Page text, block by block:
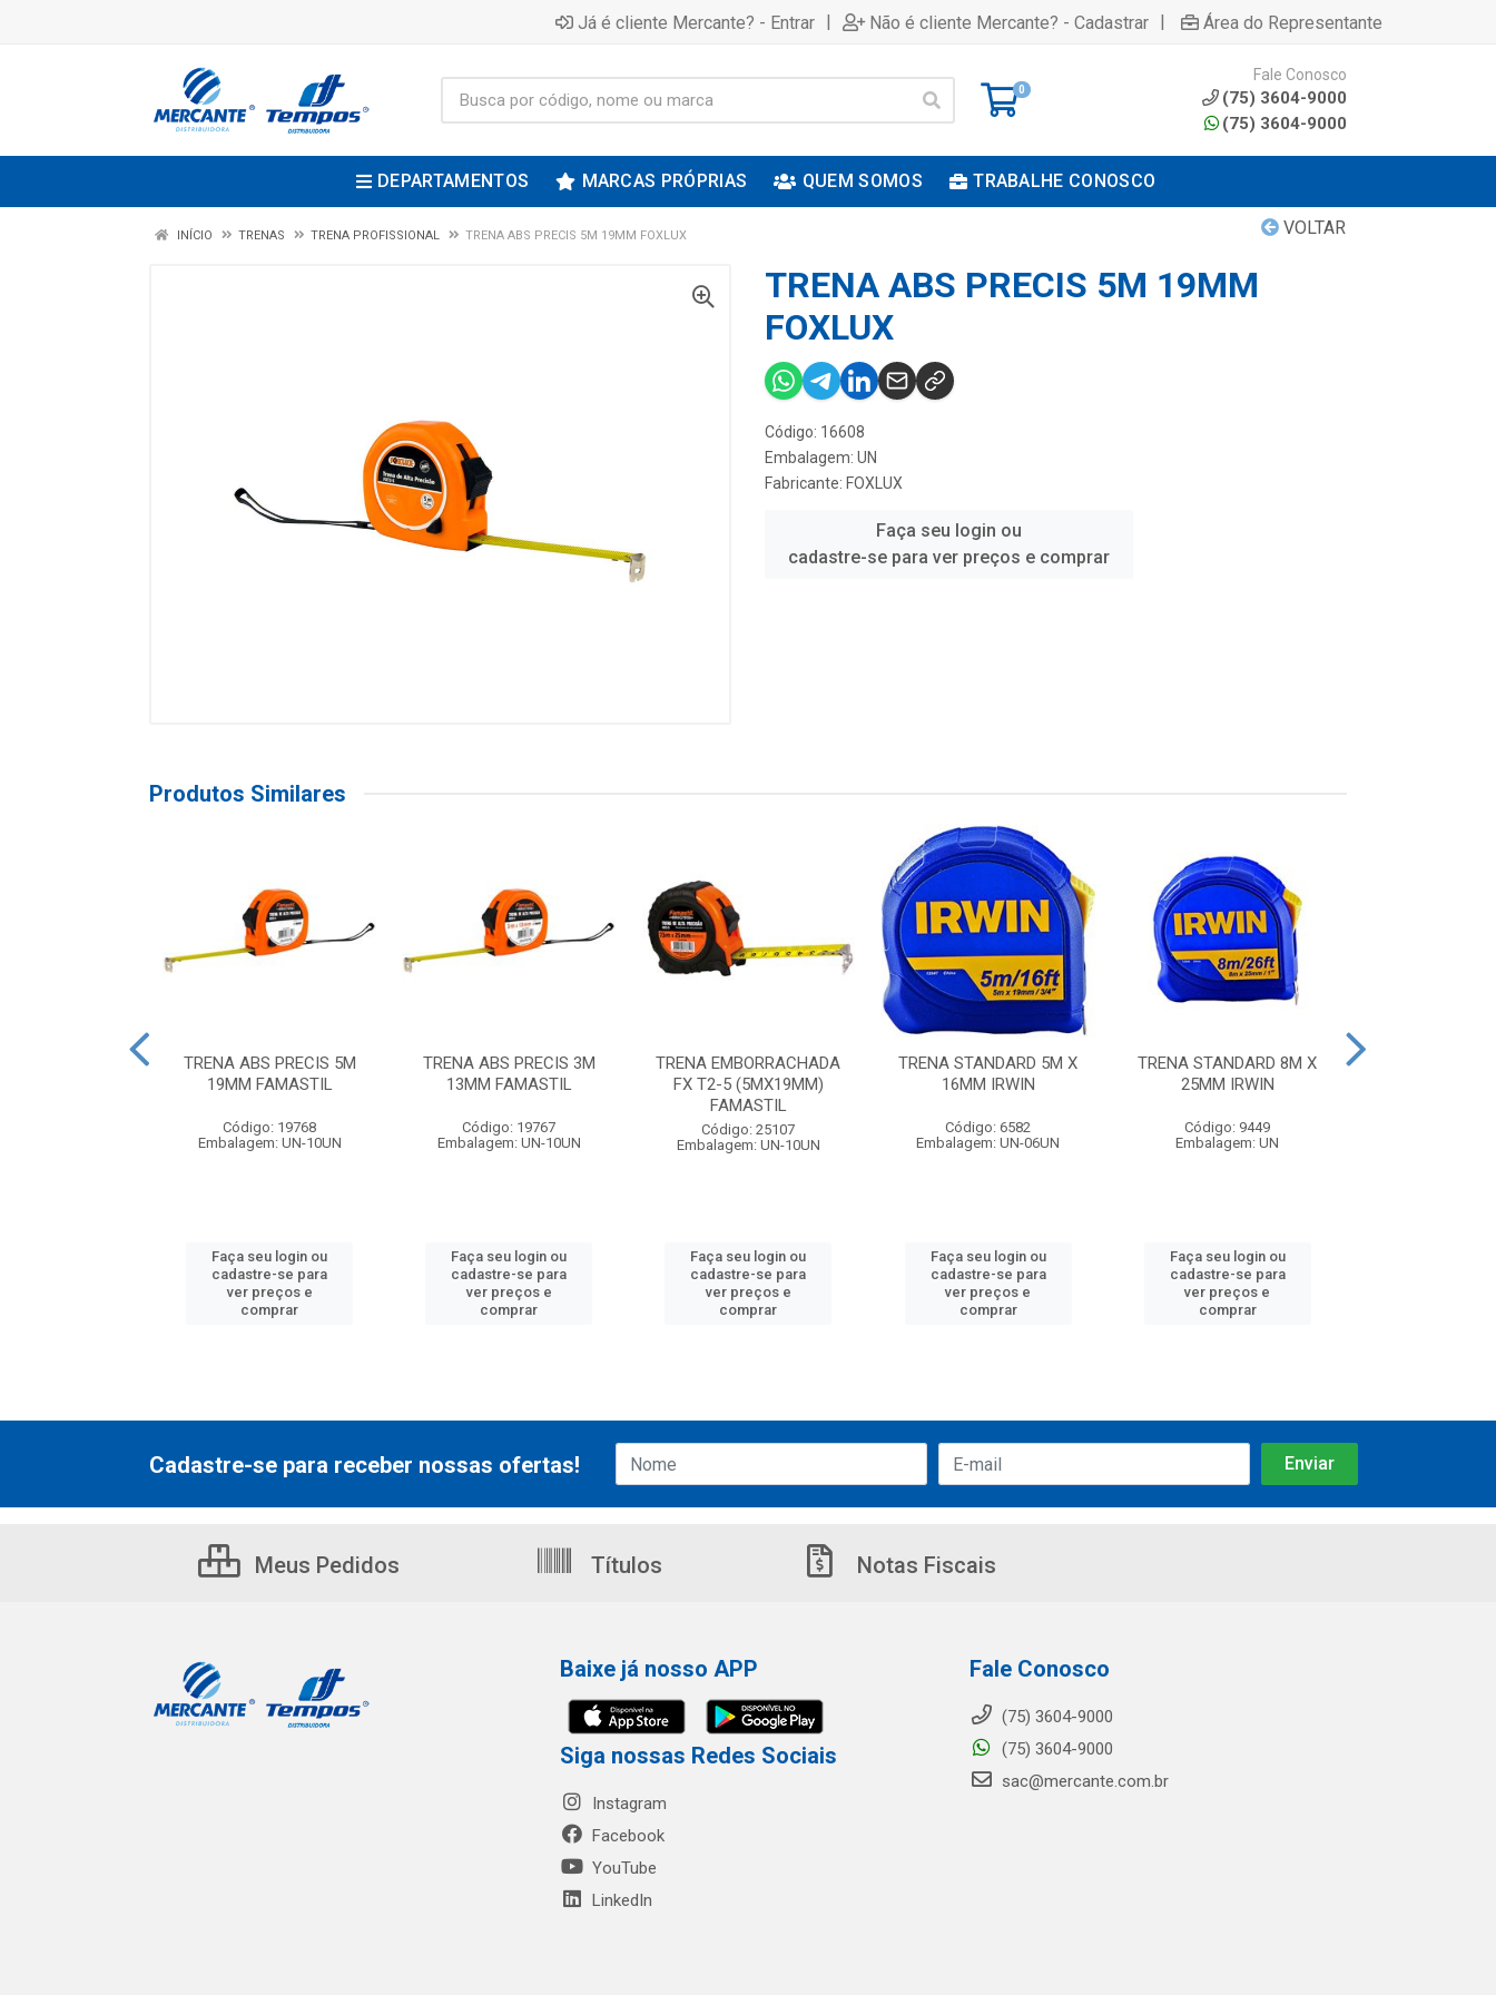
Já é cliente Mercante? - Entrar | Não é cliente Mercante? - Cadastrar | Área do Representante
0
Fale Conosco
(75) 3604-9000
(75) 3604-9000
DEPARTAMENTOS MARCAS PRÓPRIAS QUEM SOMOS TRABALHE CONOSCO
VOLTAR
INÍCIO TRENAS TRENA PROFISSIONAL TRENA ABS PRECIS 5M 19MM FOXLUX
TRENA ABS PRECIS 5M 19MM
FOXLUX
Código: 16608
Embalagem: UN
Fabricante: FOXLUX
Faça seu login ou
cadastre-se para ver preços e comprar
Produtos Similares
TRENA ABS PRECIS 5M
19MM FAMASTIL
Código: 19768
Embalagem: UN-10UN
Faça seu login ou
cadastre-se para
ver preços e
comprar
TRENA ABS PRECIS 3M
13MM FAMASTIL
Código: 19767
Embalagem: UN-10UN
Faça seu login ou
cadastre-se para
ver preços e
comprar
TRENA EMBORRACHADA
FX T2-5 (5MX19MM)
FAMASTIL
Código: 25107
Embalagem: UN-10UN
Faça seu login ou
cadastre-se para
ver preços e
comprar
TRENA STANDARD 5M X
16MM IRWIN
Código: 6582
Embalagem: UN-06UN
Faça seu login ou
cadastre-se para
ver preços e
comprar
TRENA STANDARD 8M X
25MM IRWIN
Código: 9449
Embalagem: UN
Faça seu login ou
cadastre-se para
ver preços e
comprar
Cadastre-se para receber nossas ofertas!
Meus Pedidos Títulos Notas Fiscais
Baixe já nosso APP
Siga nossas Redes Sociais
Instagram
Facebook
YouTube
LinkedIn
Fale Conosco
(75) 3604-9000
(75) 3604-9000
sac@mercante.com.br